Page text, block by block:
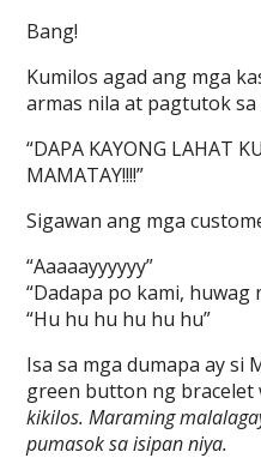
Bang!
Kumilos agad ang mga
armas nila at pagtutok sa
“DAPA KAYONG LAHAT
MAMATAY!!!!”
Sigawan ang mga
“Aaaaayyyyyy”
“Dadapa po kami, huwag
“Hu hu hu hu hu hu”
Isa sa mga dumapa ay si
green button ng bracelet
kikilos. Maraming
pumasok sa isipan niya.